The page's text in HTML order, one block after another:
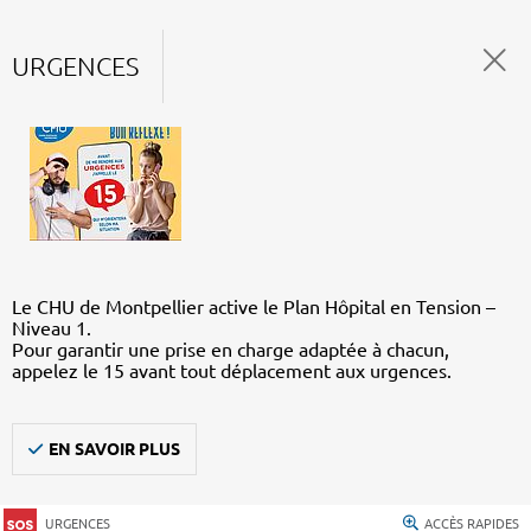
URGENCES
Le CHU de Montpellier active le Plan Hôpital en Tension –
Niveau 1.
Pour garantir une prise en charge adaptée à chacun,
appelez le 15 avant tout déplacement aux urgences.
EN SAVOIR PLUS
URGENCES ACCÈS RAPIDES